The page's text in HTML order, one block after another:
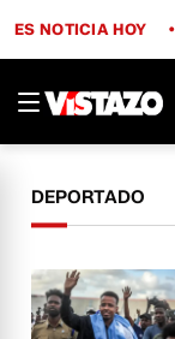
ES NOTICIA HOY
DEPORTADO